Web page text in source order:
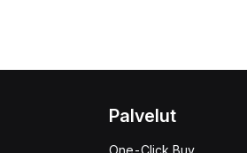
Palvelut
One-Click Buy